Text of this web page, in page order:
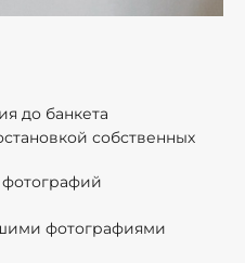
до банкета
собственных
фотографиями